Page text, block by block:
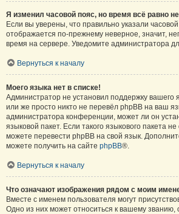
Я изменил часовой пояс, но время всё равно
Если вы уверены, что правильно указали
отображается по-прежнему неверное, значит,
время на сервере. Уведомите администратора
Вернуться к началу
Моего языка нет в списке!
Администратор не установил поддержку вашего
или же просто никто не перевёл phpBB на ваш
администратора конференции, может ли он
языковой пакет. Если такого языкового пакета
можете перевести phpBB на свой язык.
можете получить на сайте phpBB®.
Вернуться к началу
Что означают изображения рядом с моим
Вместе с именем пользователя могут
Одно из них может относиться к вашему званию,